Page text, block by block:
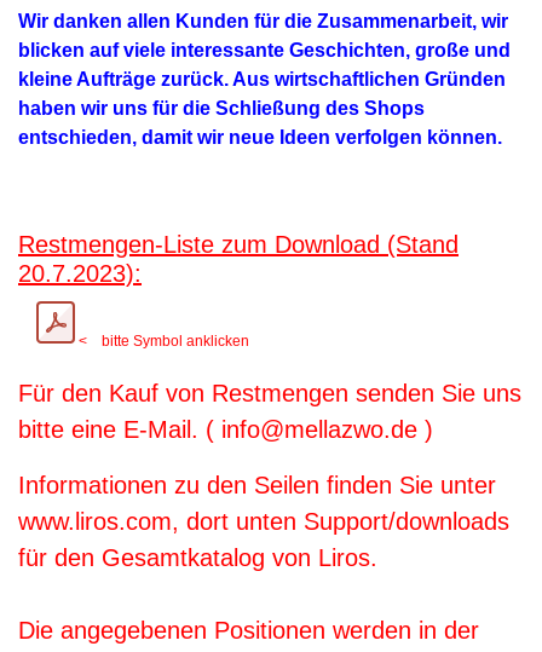
Wir danken allen Kunden für die Zusammenarbeit, wir
blicken auf viele interessante Geschichten, große und
kleine Aufträge zurück. Aus wirtschaftlichen Gründen
haben wir uns für die Schließung des Shops
entschieden, damit wir neue Ideen verfolgen können.
Restmengen-Liste zum Download (Stand
20.7.2023):
< bitte Symbol anklicken
Für den Kauf von Restmengen senden Sie uns
bitte eine E-Mail. ( info@mellazwo.de )
Informationen zu den Seilen finden Sie unter
www.liros.com, dort unten Support/downloads
für den Gesamtkatalog von Liros.
Die angegebenen Positionen werden in der